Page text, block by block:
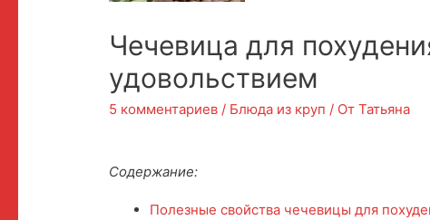
Чечевица для
удовольствием
5 комментариев / Блюда из круп / ОтТатьяна
Содержание:
Полезные свойства чечевицы для